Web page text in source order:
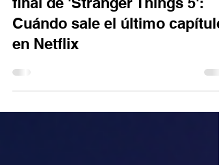
Hora exacta del estreno del
final de 'Stranger Things 5':
en Netflix